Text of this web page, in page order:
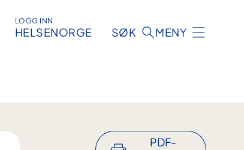
LOGG INN
HELSENORGE SØK MENY
PDF-